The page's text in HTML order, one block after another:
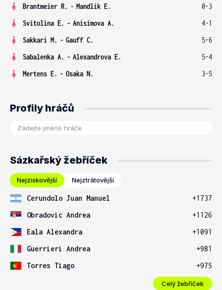
Brantmeier R. - Mandlik E.
0-3
Svitolina E. - Anisimova A.
4-1
Sakkari M. - Gauff C.
5-6
Sabalenka A. - Alexandrova E.
5-4
Mertens E. - Osaka N. 3-5
Profily hráčů
Sázkařský žebříček
Nejziskovější Nejztrátovější
Cerundolo Juan Manuel
+1737
Obradovic Andrea
+1126
Eala Alexandra
+1091
Guerrieri Andrea
+981
Torres Tiago
+975
Celý žebříček